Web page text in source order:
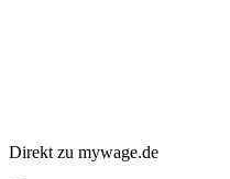
Direkt zu mywage.de